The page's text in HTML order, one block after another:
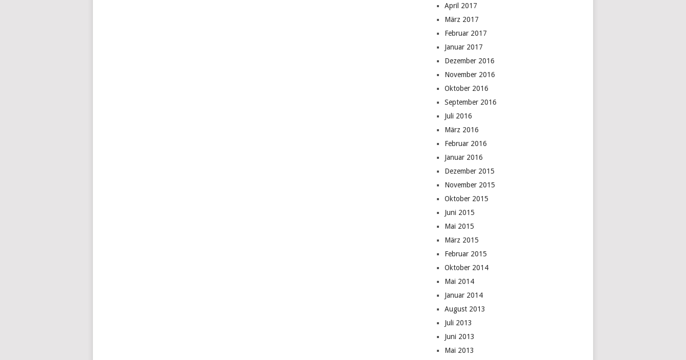
April 2017
März 2017
Februar 2017
Januar 2017
Dezember 2016
November 2016
Oktober 2016
September 2016
Juli 2016
März 2016
Februar 2016
Januar 2016
Dezember 2015
November 2015
Oktober 2015
Juni 2015
Mai 2015
März 2015
Februar 2015
Oktober 2014
Mai 2014
Januar 2014
August 2013
Juli 2013
Juni 2013
Mai 2013